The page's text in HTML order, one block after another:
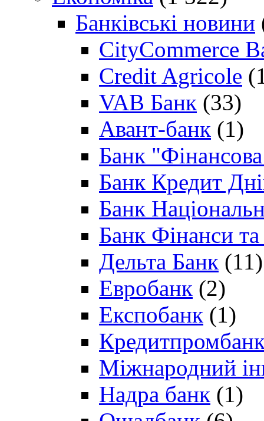
Банківські новини
CityCommerce
Credit Agricole
VAB Банк (33)
Авант-банк (1)
Банк "Фінансова
Банк Кредит
Банк
Банк Фінанси
Дельта Банк (11)
Евробанк (2)
Експобанк (1)
Міжнародний
Надра банк (1)